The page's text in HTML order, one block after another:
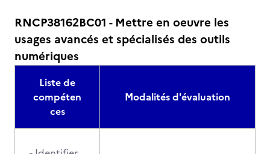
RNCP38162BC01 - Mettre en oeuvre les
usages avancés et spécialisés des outils
numériques
Liste de
compéten
ces
Modalités d'évaluation